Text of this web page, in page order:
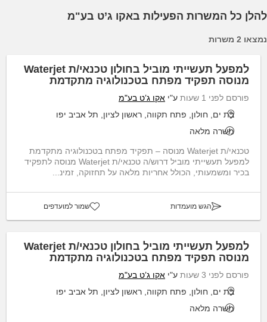
להלן כל המשרות הפעילות באקו ג’ט בע"מ
נמצאו 2 משרות
למפעל תעשייתי מוביל בחולון טכנאי/ת Waterjet
מנוסה תפקיד מפתח בטכנולוגיה מתקדמת
פורסם לפני 1 שעות ע"י אקו ג’ט בע"מ
בת ים, חולון, פתח תקווה, ראשון לציון, תל אביב יפו
משרה מלאה
טכנאי/ת Waterjet מנוסה – תפקיד מפתח בטכנולוגיה מתקדמת
למפעל תעשייתי מוביל דרוש/ה טכנאי/ת Waterjet מנוסה לתפקיד
בכיר ומשמעותי, הכולל אחריות מלאה על תחזוקה, זמינ...
הגש מועמדות שמור למועדפים
למפעל תעשייתי מוביל בחולון טכנאי/ת Waterjet
מנוסה תפקיד מפתח בטכנולוגיה מתקדמת
פורסם לפני 3 שעות ע"י אקו ג’ט בע"מ
בת ים, חולון, פתח תקווה, ראשון לציון, תל אביב יפו
משרה מלאה